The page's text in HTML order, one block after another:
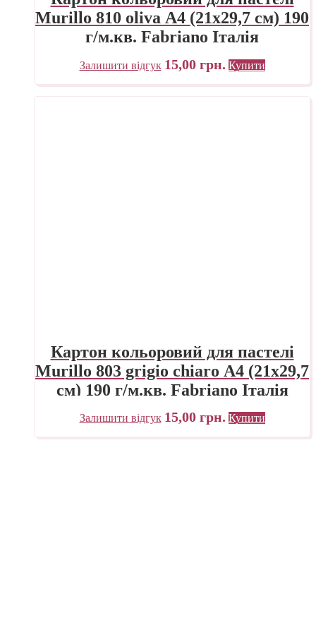
Murillo 810 oliva А4 (21х29,7 см) 190
г/м.кв. Fabriano Італія
Залишити відгук 15,00 грн. Купити
Картон кольоровий для пастелі
Murillo 803 grigio chiaro А4 (21х29,7
см) 190 г/м.кв. Fabriano Італія
Залишити відгук 15,00 грн. Купити